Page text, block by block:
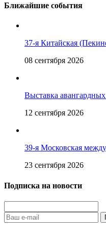
Ближайшие события
37-я Китайская
08 сентября 2026
Выставка
12 сентября 2026
39-я Московская
23 сентября 2026
Подписка на новости